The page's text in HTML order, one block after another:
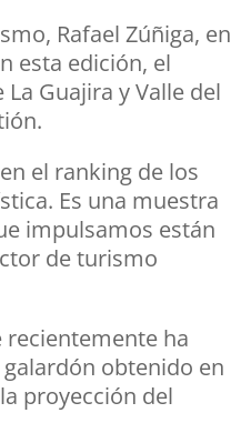
Rafael Zúñiga, en
esta edición, el
Guajira y Valle del
el ranking de los
Es una muestra
impulsamos están
de turismo
recientemente ha
obtenido en
proyección del